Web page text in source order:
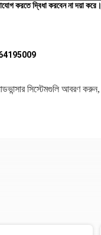
করতে দ্বিধা করবেন না দয়া করে।
সিস্টেমগুলি আবরণ করুন,